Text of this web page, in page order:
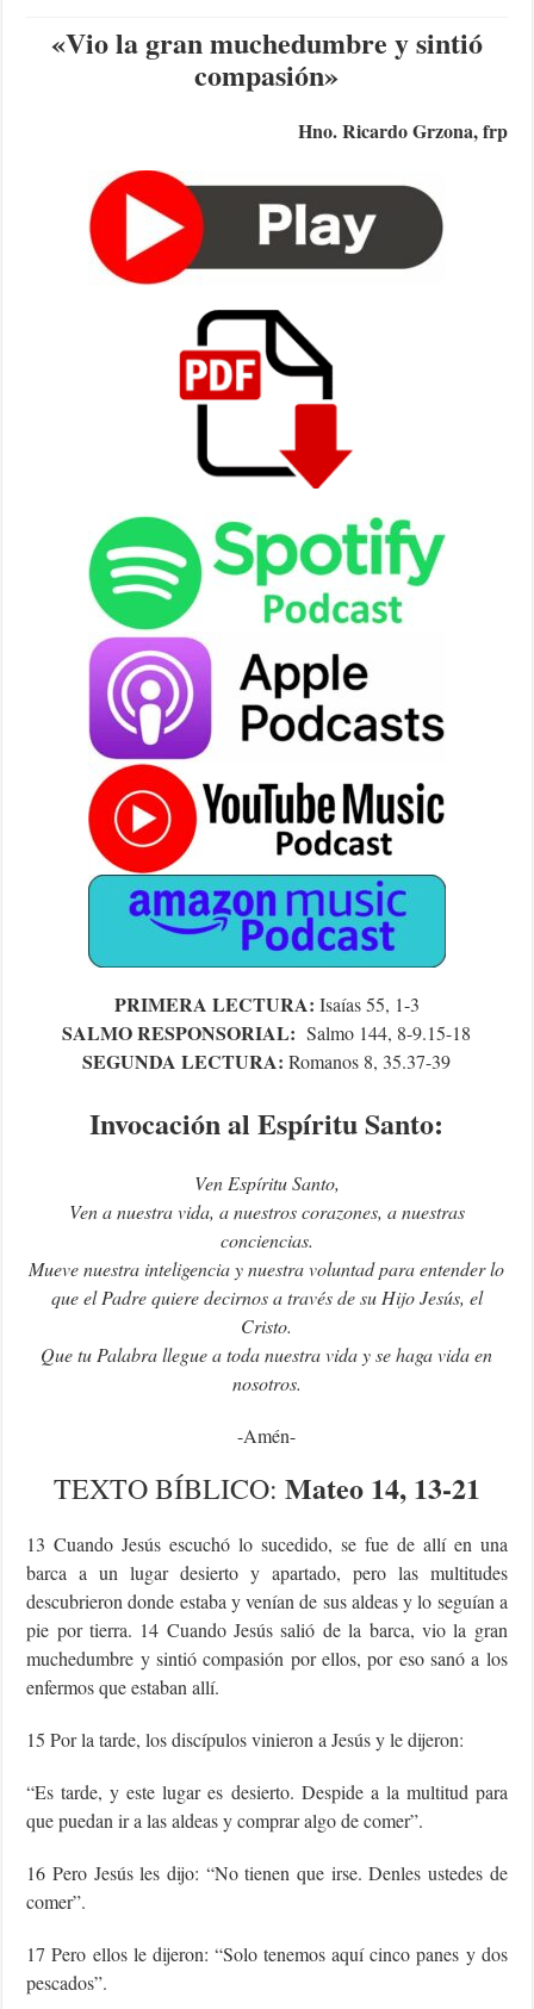
«Vio la gran muchedumbre y sintió
compasión»
Hno. Ricardo Grzona, frp
PRIMERA LECTURA: Isaías 55, 1-3
SALMO RESPONSORIAL: Salmo 144, 8-9.15-18
SEGUNDA LECTURA: Romanos 8, 35.37-39
Invocación al Espíritu Santo:
Ven Espíritu Santo,
Ven a nuestra vida, a nuestros corazones, a nuestras
conciencias.
Mueve nuestra inteligencia y nuestra voluntad para entender lo
que el Padre quiere decirnos a través de su Hijo Jesús, el
Cristo.
Que tu Palabra llegue a toda nuestra vida y se haga vida en
nosotros.
-Amén-
TEXTOBÍBLICO: Mateo 14, 13-21
13 Cuando Jesús escuchó lo sucedido, se fue de allí en una
barca a un lugar desierto y apartado, pero las multitudes
descubrieron donde estaba y venían de sus aldeas y lo seguían a
pie por tierra. 14 Cuando Jesús salió de la barca, vio la gran
muchedumbre y sintió compasión por ellos, por eso sanó a los
enfermos que estaban allí.
15 Por la tarde, los discípulos vinieron a Jesús y le dijeron:
“Es tarde, y este lugar es desierto. Despide a la multitud para
que puedan ir a las aldeas y comprar algo de comer”.
16 Pero Jesús les dijo: “No tienen que irse. Denles ustedes de
comer”.
17 Pero ellos le dijeron: “Solo tenemos aquí cinco panes y dos
pescados”.